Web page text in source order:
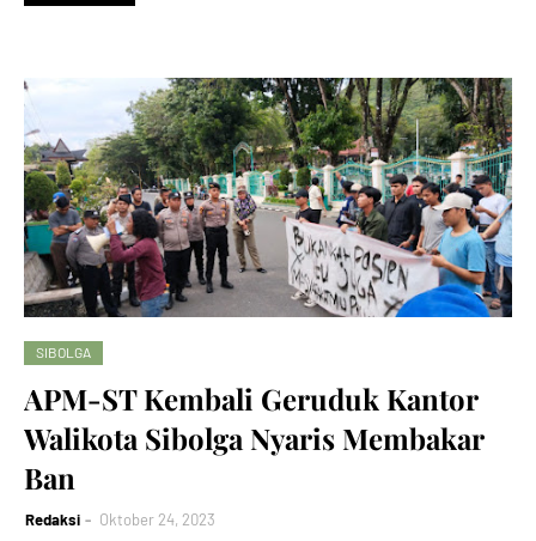
SIBOLGA
APM-ST Kembali Geruduk Kantor
Walikota Sibolga Nyaris Membakar
Ban
Redaksi Oktober 24, 2023